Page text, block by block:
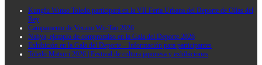
Kungfu Wutao Toledo participará en la VII Feria Urbana del Deporte de Olías del
Rey
Campamento de Verano Wu-Tao 2026
Nahya, ejemplo de compromiso en la Gala del Deporte 2026
Exhibición en la Gala del Deporte – Información para participantes
Toledo Matsuri 2026 | Festival de cultura japonesa y exhibiciones